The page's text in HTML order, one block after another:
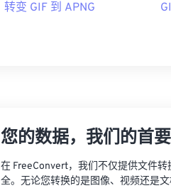
转变 GIF 到 APNG
您的数据，我们的首
在 FreeConvert，我们不仅提供文件
全。无论您转换的是图像、视频还是